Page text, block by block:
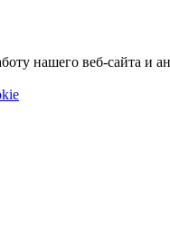
нашего веб-сайта и